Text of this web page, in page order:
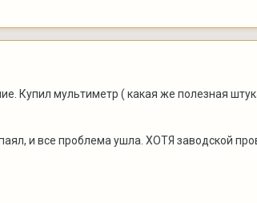
Купил мультиметр ( какая же полезная
и все проблема ушла. ХОТЯ заводской